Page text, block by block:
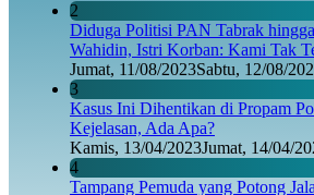
2
Diduga Politisi PAN Tabrak
Wahidin, Istri Korban: Kami Tak
Jumat, 11/08/2023Sabtu, 12/08/
3
Kasus Ini Dihentikan di Propam
Kejelasan, Ada Apa?
Kamis, 13/04/2023Jumat, 14/04/
4
Tampang Pemuda yang Potong